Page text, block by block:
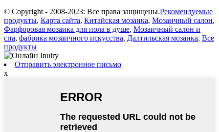
© Copyright - 2008-2023: Все права защищены.Рекомендуемые
продукты, Карта сайта, Китайская мозаика, Мозаичный салон,
Фарфоровая мозаика для пола в душе, Мозаичный салон и
спа, фабрика мозаичного искусства, Далтильская мозаика, Все
продукты
Отправить электронное письмо
x